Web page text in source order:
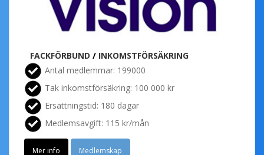
FACKFÖRBUND / INKOMSTFÖRSÄKRING
Antal medlemmar: 199000
Tak inkomstförsäkring: 100 000 kr
Ersättningstid: 180 dagar
Medlemsavgift: 115 kr/mån
Mer info Medlemskap